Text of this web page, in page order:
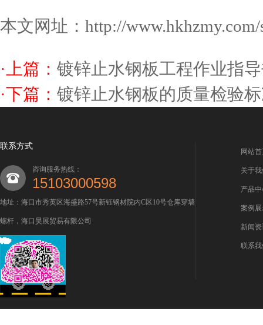
本文网址： http://www.hkhzmy.com/
·上篇： 镀锌止水钢板工程作业指
·下篇： 镀锌止水钢板的质量检验
联系方式
咨询服务热线：
15103000598
地址：海口市秀英区海盛路57号新钰钢材院内C区10号仓库穿墙
螺杆，海口昊展贸易有限公司
网站
关于
产品
案例
新闻
联系